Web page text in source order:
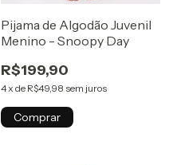
Pijama de Algodão Juvenil
Menino - Snoopy Day
R$199,90
4x de R$49,98 sem juros
Comprar